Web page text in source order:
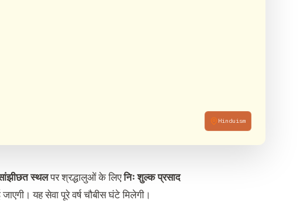
Hinduism
स्थलपर श्रद्धालुओं के लिएनिः शुल्क प्रसाद
यह सेवा पूरे वर्ष चौबीस घंटे मिलेगी।